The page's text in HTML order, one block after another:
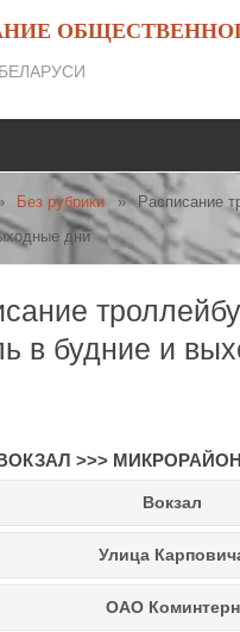
Без рубрики » Расписание
дни
в будние и
>>>
Вокзал
Улица
ОАО Коминтерн